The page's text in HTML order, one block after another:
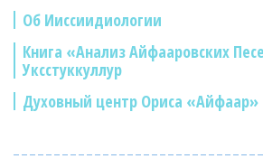
Об Ииссиидиологии
Книга «Анализ Айфааровских
Уксстуккуллур
Духовный центр Ориса «Айфаар»